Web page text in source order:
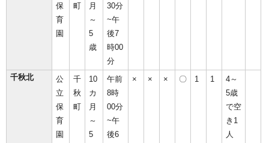
保
育
園
町
月
～
5
歳
30分
~午
後7
時00
分
千秋北
公
立
保
育
園
千
秋
町
10
カ
月
～
5
午前
8時
00分
~午
後6
× × × 〇 1 1
4～
5歳
で空
き1
人